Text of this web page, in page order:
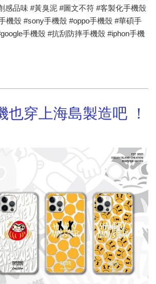
感品味 #黃臭泥 #圖文不符 #客製化手機殼
機殼 #sony手機殼 #oppo手機殼 #華碩手
手機殼 #抗刮防摔手機殼 #iphon手機
也穿上海島製造吧 ！